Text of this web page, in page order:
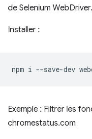
de Selenium WebDriver.
Installer :
npm i --save-dev
Exemple : Filtrer les
chromestatus.com